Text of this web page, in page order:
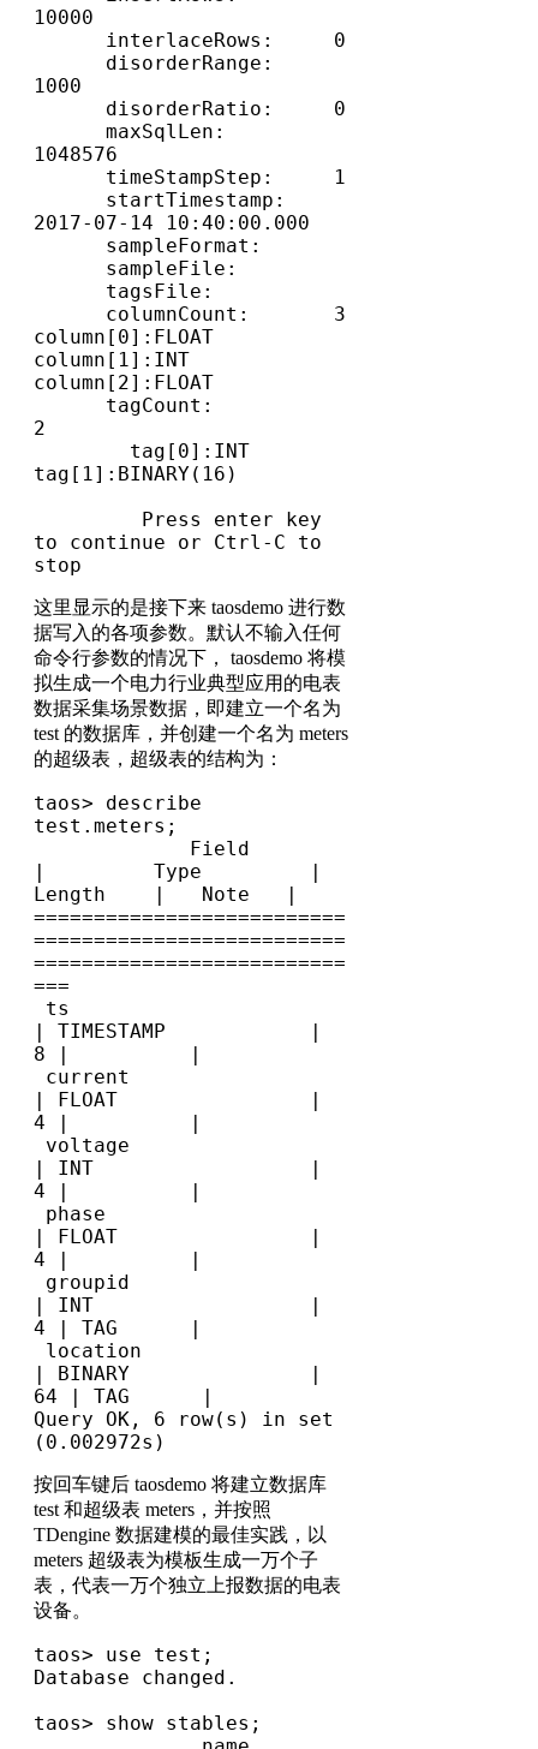
10000
1000
1048576
2017-07-14 10:40:00.000
column[0]:FLOAT
column[1]:INT
column[2]:FLOAT
2
tag[1]:BINARY(16)
to continue or Ctrl-C to
stop
这里显示的是接下来 taosdemo 进行数
据写入的各项参数。默认不输入任何
命令行参数的情况下， taosdemo 将模
拟生成一个电力行业典型应用的电表
数据采集场景数据，即建立一个名为
test 的数据库，并创建一个名为 meters
的超级表，超级表的结构为：
taos> describe
test.meters;
|         Type         |
Length    |   Note   |
==========================
==========================
==========================
===
| TIMESTAMP            |
8 |          |
| FLOAT                |
4 |          |
| INT                  |
4 |          |
| FLOAT                |
4 |          |
| INT                  |
4 | TAG      |
| BINARY               |
64 | TAG      |
Query OK, 6 row(s) in set
(0.002972s)
按回车键后 taosdemo 将建立数据库
test 和超级表 meters，并按照
TDengine 数据建模的最佳实践，以
meters 超级表为模板生成一万个子
表，代表一万个独立上报数据的电表
设备。
taos> use test;
Database changed.
taos> show stables;